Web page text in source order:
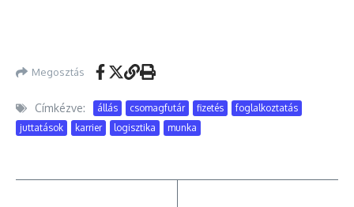
Megosztás
Címkézve: állás csomagfutár fizetés
foglalkoztatás
juttatások
karrier logisztika munka